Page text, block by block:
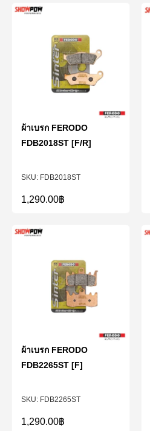
FDB2018ST
ผ้าเบรก FERODO
FDB2018ST [F/R]
1,290.00฿
FDB2265ST
ผ้าเบรก FERODO
FDB2265ST [F]
1,290.00฿